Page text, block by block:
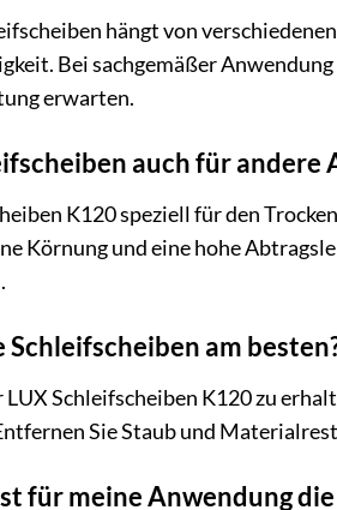
hängt von
Bei sachgemäßer
erwarten.
auch für andere
K120 speziell für den
Körnung und eine hohe
Schleifscheiben am
Schleifscheiben K120 zu
Sie Staub und
für meine Anwendung